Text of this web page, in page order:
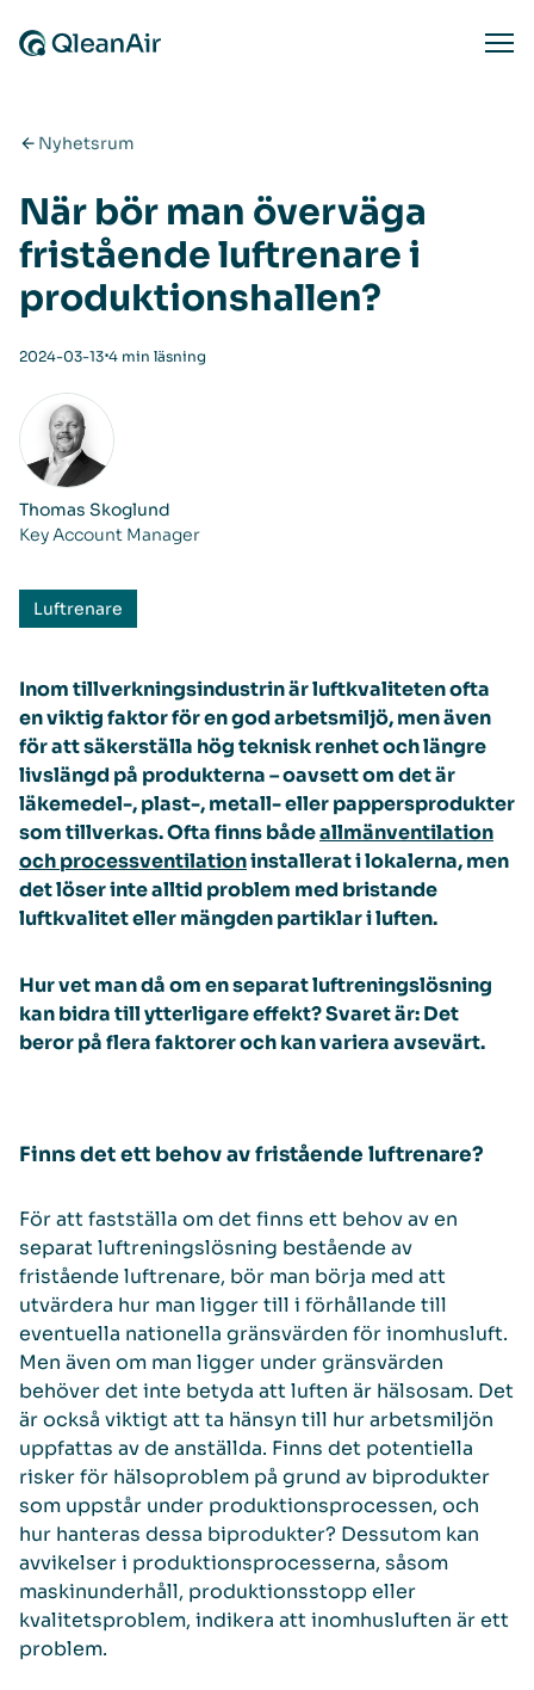
Nyhetsrum
När bör man överväga
fristående luftrenare i
produktionshallen?
2024-03-13⋅4 min läsning
Thomas Skoglund
Key Account Manager
Luftrenare
Inom tillverkningsindustrin är luftkvaliteten ofta
en viktig faktor för en god arbetsmiljö, men även
för att säkerställa hög teknisk renhet och längre
livslängd på produkterna – oavsett om det är
läkemedel-, plast-, metall- eller pappersprodukter
som tillverkas. Ofta finns bådeallmänventilation
och processventilationinstallerat i lokalerna, men
det löser inte alltid problem med bristande
luftkvalitet eller mängden partiklar i luften.
Hur vet man då om en separat luftreningslösning
kan bidra till ytterligare effekt? Svaret är: Det
beror på flera faktorer och kan variera avsevärt.
Finns det ett behov av fristående luftrenare?
För att fastställa om det finns ett behov av en
separat luftreningslösning bestående av
fristående luftrenare, bör man börja med att
utvärdera hur man ligger till i förhållande till
eventuella nationella gränsvärden för inomhusluft.
Men även om man ligger under gränsvärden
behöver det inte betyda att luften är hälsosam. Det
är också viktigt att ta hänsyn till hur arbetsmiljön
uppfattas av de anställda. Finns det potentiella
risker för hälsoproblem på grund av biprodukter
som uppstår under produktionsprocessen, och
hur hanteras dessa biprodukter? Dessutom kan
avvikelser i produktionsprocesserna, såsom
maskinunderhåll, produktionsstopp eller
kvalitetsproblem, indikera att inomhusluften är ett
problem.